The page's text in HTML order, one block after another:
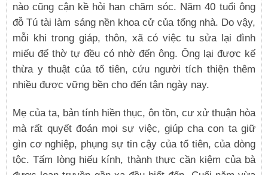
nào cũng cận kề hỏi han chăm sóc. Năm 40 tuổi ông
đỗ Tú tài làm sáng nền khoa cử của tổng nhà. Do vậy,
mỗi khi trong giáp, thôn, xã có việc tu sửa lại đình
miếu để thờ tự đều có nhờ đến ông. Ông lại được kế
thừa y thuật của tổ tiên, cứu người tích thiện thêm
nhiều được vững bền cho đến tận ngày nay.
Mẹ của ta, bản tính hiền thục, ôn tồn, cư xử thuận hòa
mà rất quyết đoán mọi sự việc, giúp cha con ta giữ
gìn cơ nghiệp, phụng sự tin cậy của tổ tiên, của dòng
tộc. Tấm lòng hiếu kính, thành thực cần kiệm của bà